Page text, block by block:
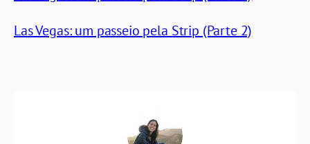
Las Vegas: um passeio pela Strip (Parte 2)